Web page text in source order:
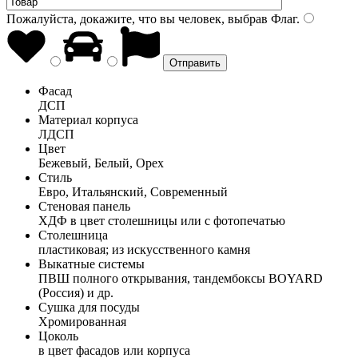
Пожалуйста, докажите, что вы человек, выбрав Флаг.
Фасад
ДСП
Материал корпуса
ЛДСП
Цвет
Бежевый, Белый, Орех
Стиль
Евро, Итальянский, Современный
Стеновая панель
ХДФ в цвет столешницы или с фотопечатью
Столешница
пластиковая; из искусственного камня
Выкатные системы
ПВШ полного открывания, тандембоксы BOYARD
(Россия) и др.
Сушка для посуды
Хромированная
Цоколь
в цвет фасадов или корпуса